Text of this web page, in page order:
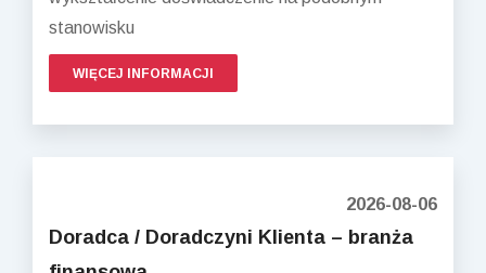
stanowisku
WIĘCEJ INFORMACJI
2026-08-06
Doradca / Doradczyni Klienta – branża